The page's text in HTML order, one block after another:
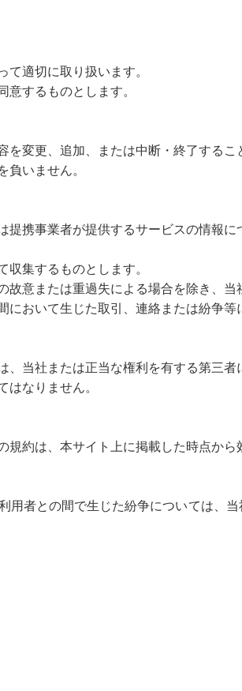
適切に取り扱います。
するものとします。
変更、追加、または中断・終了するこ
負いません。
携事業者が提供するサービスの情報
集するものとします。
意または重過失による場合を除き、当
おいて生じた取引、連絡または紛争等
当社または正当な権利を有する第三者
はなりません。
約は、本サイト上に掲載した時点から
者との間で生じた紛争については、